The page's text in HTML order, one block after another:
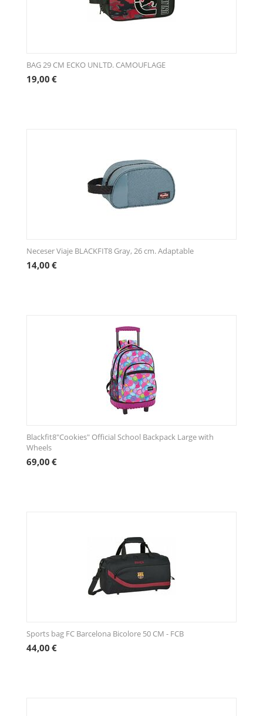
BAG 29 CM ECKO UNLTD. CAMOUFLAGE
19,00 €
Neceser Viaje BLACKFIT8 Gray, 26 cm. Adaptable
14,00 €
Blackfit8"Cookies" Official School Backpack Large with
Wheels
69,00 €
Sports bag FC Barcelona Bicolore 50 CM - FCB
44,00 €